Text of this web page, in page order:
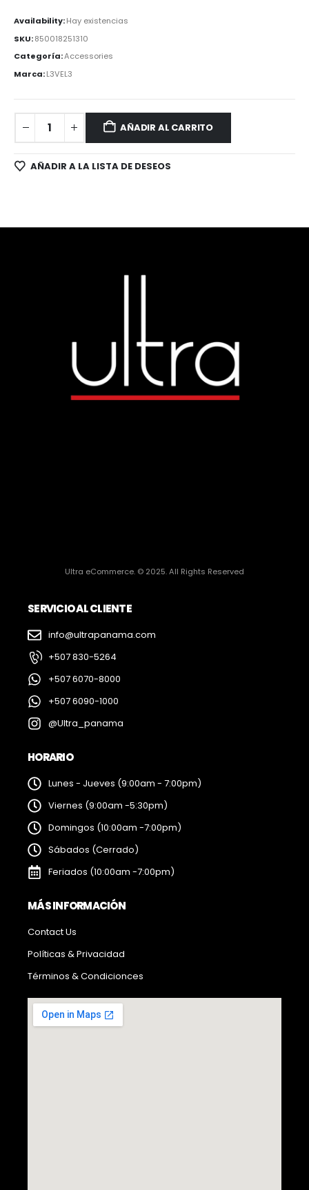
Availability:Hay existencias
SKU:850018251310
Categoría:Accessories
Marca:L3VEL3
AÑADIR AL CARRITO
AÑADIR A LA LISTA DE DESEOS
Ultra eCommerce. © 2025. All Rights Reserved
SERVICIO AL CLIENTE
info@ultrapanama.com
+507 830-5264
+507 6070-8000
+507 6090-1000
@Ultra_panama
HORARIO
Lunes - Jueves (9:00am - 7:00pm)
Viernes (9:00am -5:30pm)
Domingos (10:00am -7:00pm)
Sábados (Cerrado)
Feriados (10:00am -7:00pm)
MÁS INFORMACIÓN
Contact Us
Políticas & Privacidad
Términos & Condicionces